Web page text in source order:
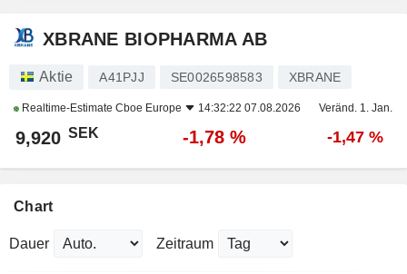
XBRANE BIOPHARMA AB
Aktie A41PJJ SE0026598583 XBRANE
Realtime-Estimate Cboe Europe 14:32:22 07.08.2026 Veränd. 1. Jan.
9,920 SEK -1,78 % -1,47 %
Chart
Dauer Zeitraum